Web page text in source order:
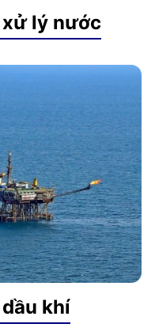
lý nước
khí